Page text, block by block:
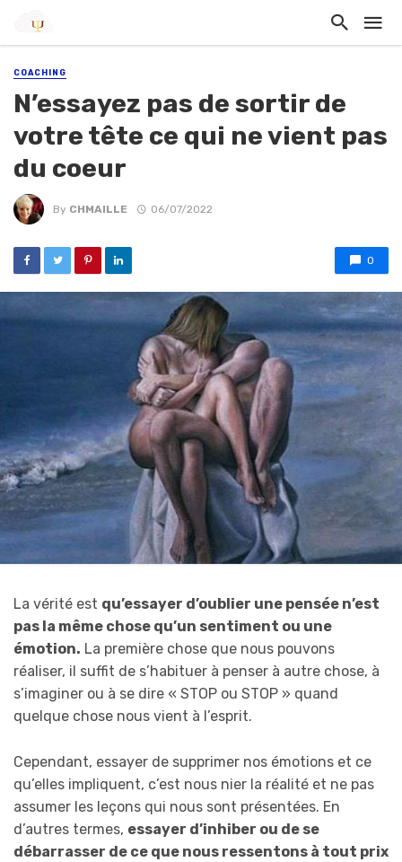
COACHING
N’essayez pas de sortir de
votre tête ce qui ne vient pas
du coeur
By CHMAILLE 06/07/2022
0
La vérité est qu’essayer d’oublier une pensée n’est
pas la même chose qu’un sentiment ou une
émotion. La première chose que nous pouvons
réaliser, il suffit de s’habituer à penser à autre chose, à
s’imaginer ou à se dire « STOP ou STOP » quand
quelque chose nous vient à l’esprit.
Cependant, essayer de supprimer nos émotions et ce
qu’elles impliquent, c’est nous nier la réalité et ne pas
assumer les leçons qui nous sont présentées. En
d’autres termes, essayer d’inhiber ou de se
débarrasser de ce que nous ressentons à tout prix